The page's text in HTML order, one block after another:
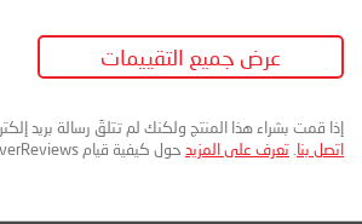
عرض جميع التقييمات
إذا قمت بشراء هذا المنتج ولكنك لم تتلقَ رسالة بريد
اتصل بنا تعرف على المزيد حول كيفية قيام DriverReviews بمراجعة التعليقات.